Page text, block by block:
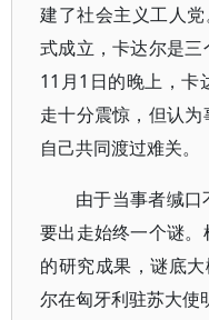
建了社会主义工人
式成立，卡达尔是
11月1日的晚上，卡
走十分震惊，但认
自己共同渡过难关。
由于当事者缄
要出走始终一个谜
的研究成果，谜底
尔在匈牙利驻苏大使